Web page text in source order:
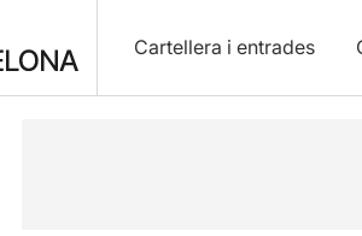
Cartellera i entrades